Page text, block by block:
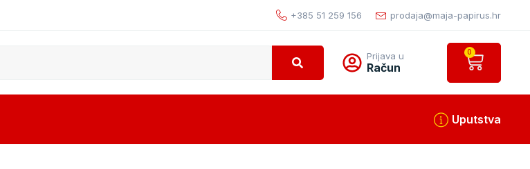
+385 51 259 156 prodaja@maja-papirus.hr
Prijava u
Račun
0
Uputstva